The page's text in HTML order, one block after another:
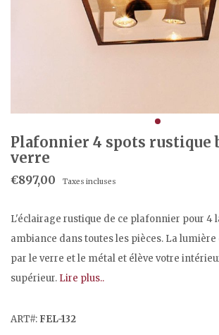
Plafonnier 4 spots rustique
verre
€897,00 Taxes incluses
L'éclairage rustique de ce plafonnier pour 4
ambiance dans toutes les pièces. La lumière
par le verre et le métal et élève votre
supérieur. Lire plus..
ART#: FEL-132